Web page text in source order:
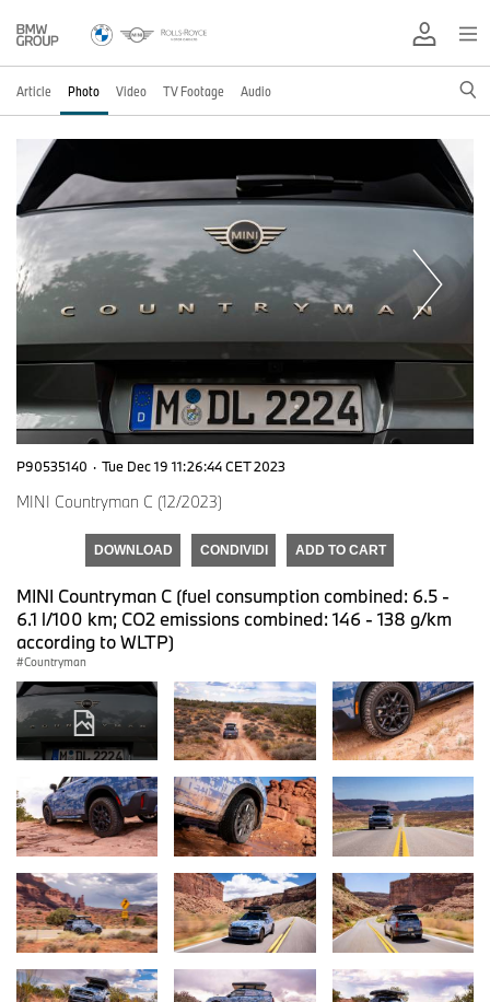
Article Photo Video TV Footage Audio
P90535140 · Tue Dec 19 11:26:44 CET 2023
MINI Countryman C (12/2023)
DOWNLOAD CONDIVIDI ADD TO CART
MINI Countryman C (fuel consumption combined: 6.5 -
6.1 l/100 km; CO2 emissions combined: 146 - 138 g/km
according to WLTP)
Countryman